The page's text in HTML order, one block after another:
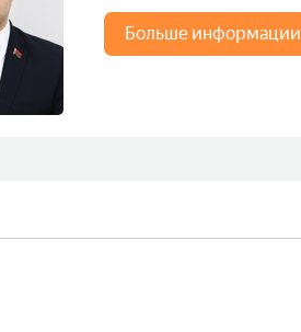
Больше информации